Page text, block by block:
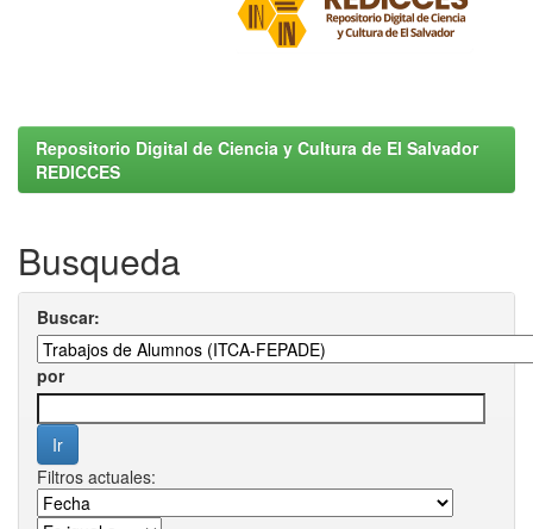
Repositorio Digital de Ciencia y Cultura de El Salvador
REDICCES
Busqueda
Buscar:
por
Filtros actuales: